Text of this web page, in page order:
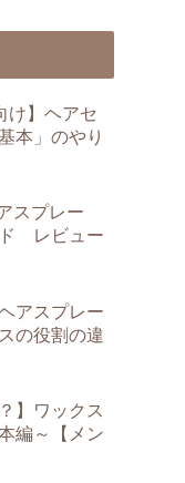
け】ヘアセ
本」のやり
スプレー
レビュー
アスプレー
の役割の違
】ワックス
編～【メン